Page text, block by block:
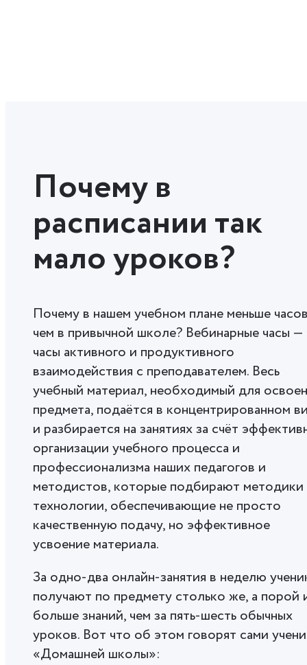
Почему в
расписании так
мало уроков?
Почему в нашем учебном плане меньше
чем в привычной школе? Вебинарные часы —
часы активного и продуктивного
взаимодействия с преподавателем. Весь
учебный материал, необходимый для
предмета, подаётся в концентрированном
и разбирается на занятиях за счёт
организации учебного процесса и
профессионализма наших педагогов и
методистов, которые подбирают методики
технологии, обеспечивающие не просто
качественную подачу, но эффективное
усвоение материала.
За одно-два онлайн-занятия в неделю
получают по предмету столько же, а порой
больше знаний, чем за пять-шесть обычных
уроков. Вот что об этом говорят сами
«Домашней школы»: